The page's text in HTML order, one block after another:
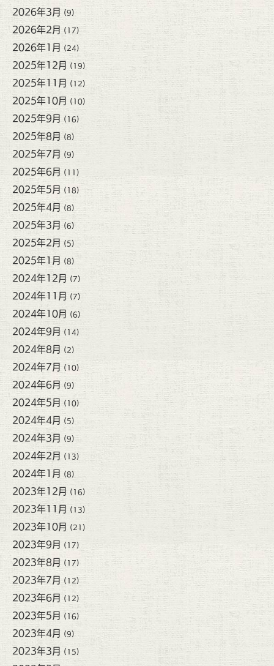
2026年3月 (9)
2026年2月 (17)
2026年1月 (24)
2025年12月 (19)
2025年11月 (12)
2025年10月 (10)
2025年9月 (16)
2025年8月 (8)
2025年7月 (9)
2025年6月 (11)
2025年5月 (18)
2025年4月 (8)
2025年3月 (6)
2025年2月 (5)
2025年1月 (8)
2024年12月 (7)
2024年11月 (7)
2024年10月 (6)
2024年9月 (14)
2024年8月 (2)
2024年7月 (10)
2024年6月 (9)
2024年5月 (10)
2024年4月 (5)
2024年3月 (9)
2024年2月 (13)
2024年1月 (8)
2023年12月 (16)
2023年11月 (13)
2023年10月 (21)
2023年9月 (17)
2023年8月 (17)
2023年7月 (12)
2023年6月 (12)
2023年5月 (16)
2023年4月 (9)
2023年3月 (15)